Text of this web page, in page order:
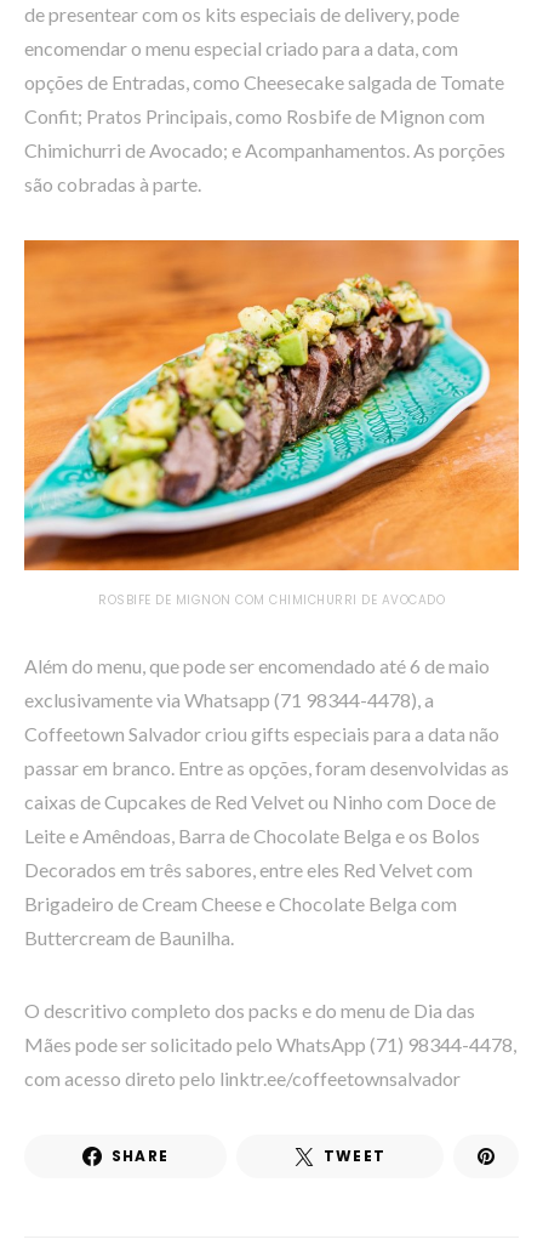
de presentear com os kits especiais de delivery, pode
encomendar o menu especial criado para a data, com
opções de Entradas, como Cheesecake salgada de Tomate
Confit; Pratos Principais, como Rosbife de Mignon com
Chimichurri de Avocado; e Acompanhamentos. As porções
são cobradas à parte.
ROSBIFE DE MIGNON COM CHIMICHURRI DE AVOCADO
Além do menu, que pode ser encomendado até 6 de maio
exclusivamente via Whatsapp (71 98344-4478), a
Coffeetown Salvador criou gifts especiais para a data não
passar em branco. Entre as opções, foram desenvolvidas as
caixas de Cupcakes de Red Velvet ou Ninho com Doce de
Leite e Amêndoas, Barra de Chocolate Belga e os Bolos
Decorados em três sabores, entre eles Red Velvet com
Brigadeiro de Cream Cheese e Chocolate Belga com
Buttercream de Baunilha.
O descritivo completo dos packs e do menu de Dia das
Mães pode ser solicitado pelo WhatsApp (71) 98344-4478,
com acesso direto pelo linktr.ee/coffeetownsalvador
SHARE TWEET